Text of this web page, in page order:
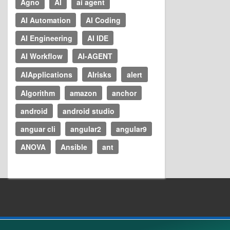
AI Automation
AI Coding
AI Engineering
AI IDE
AI Workflow
AI-AGENT
AIApplications
AIrisks
alert
Algorithm
amazon
anchor
android
android studio
anguar cli
angular2
angular9
ANOVA
Ansible ant